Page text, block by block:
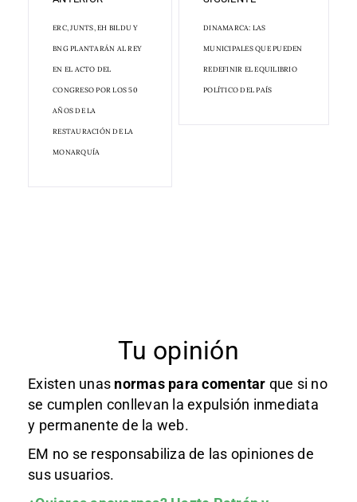
ERC, JUNTS, EH BILDU Y
BNG PLANTARÁN AL REY
EN EL ACTO DEL
CONGRESO POR LOS 50
AÑOS DE LA
RESTAURACIÓN DE LA
MONARQUÍA
DINAMARCA: LAS
MUNICIPALES QUE PUEDEN
REDEFINIR EL EQUILIBRIO
POLÍTICO DEL PAÍS
Tu opinión
Existen unas normas para comentar que si no
se cumplen conllevan la expulsión inmediata
y permanente de la web.
EM no se responsabiliza de las opiniones de
sus usuarios.